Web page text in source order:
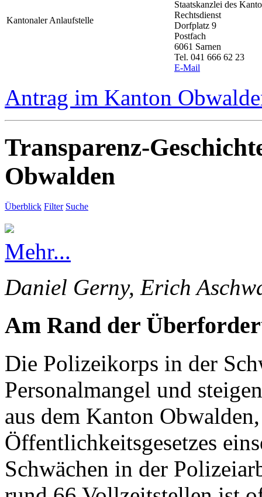
Kantonaler Anlaufstelle
Staatskanzlei des
Rechtsdienst
Dorfplatz 9
Postfach
6061 Sarnen
Tel. 041 666 62 23
E-Mail
Antrag im Kanton
Transparenz-
Obwalden
Überblick Filter Suche
Mehr...
Daniel Gerny, Erich
Am Rand der
Die Polizeikorps in der
Personalmangel und
aus dem Kanton
Öffentlichkeitsgesetzes
Schwächen in der